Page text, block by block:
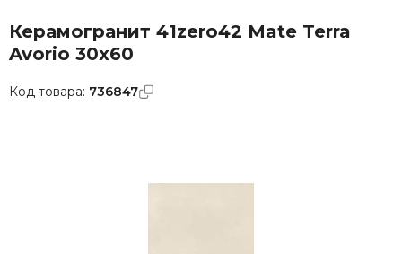
Керамогранит 41zero42 Mate Terra
Avorio 30x60
Код товара: 736847